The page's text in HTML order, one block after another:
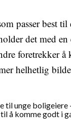
passer best
det med en
foretrekker å
helhetlig
til unge boligeiere
å komme godt i